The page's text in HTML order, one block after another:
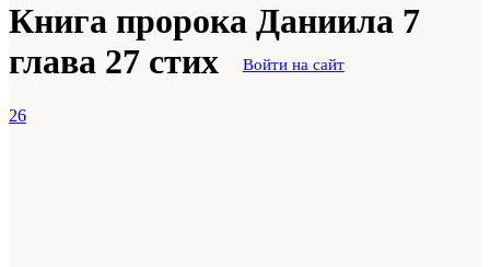
Войти на сайт
Книга пророка Даниила 7
глава 27 стих
26